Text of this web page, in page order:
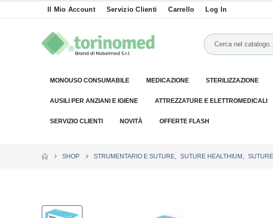
Il Mio Account Servizio Clienti Carrello Log In
MONOUSO CONSUMABILE MEDICAZIONE STERILIZZAZIONE
AUSILI PER ANZIANI E IGIENE ATTREZZATURE E ELETTROMEDICALI
SERVIZIO CLIENTI NOVITÀ OFFERTE FLASH
SHOP STRUMENTARIO E SUTURE SUTURE HEALTHIUM